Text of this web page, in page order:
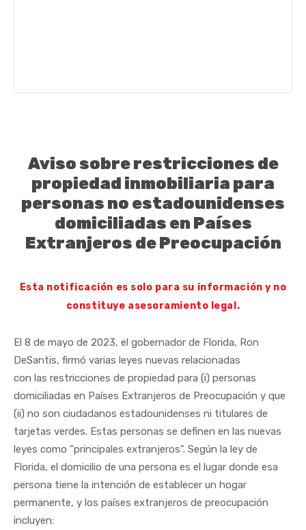
Aviso sobre restricciones de
propiedad inmobiliaria para
personas no estadounidenses
domiciliadas en Países
Extranjeros de Preocupación
Esta notificación es solo para su información y no
constituye asesoramiento legal.
El 8 de mayo de 2023, el gobernador de Florida, Ron
DeSantis, firmó varias leyes nuevas relacionadas
con las restricciones de propiedad para (i) personas
domiciliadas en Países Extranjeros de Preocupación y que
(ii) no son ciudadanos estadounidenses ni titulares de
tarjetas verdes. Estas personas se definen en las nuevas
leyes como "principales extranjeros". Según la ley de
Florida, el domicilio de una persona es el lugar donde esa
persona tiene la intención de establecer un hogar
permanente, y los países extranjeros de preocupación
incluyen: